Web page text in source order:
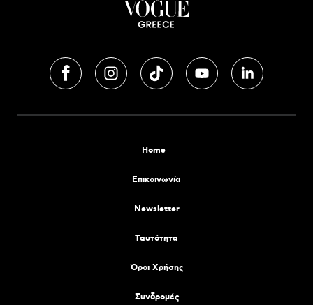
Home
Επικοινωνία
Newsletter
Tαυτότητα
Όροι Χρήσης
Συνδρομές